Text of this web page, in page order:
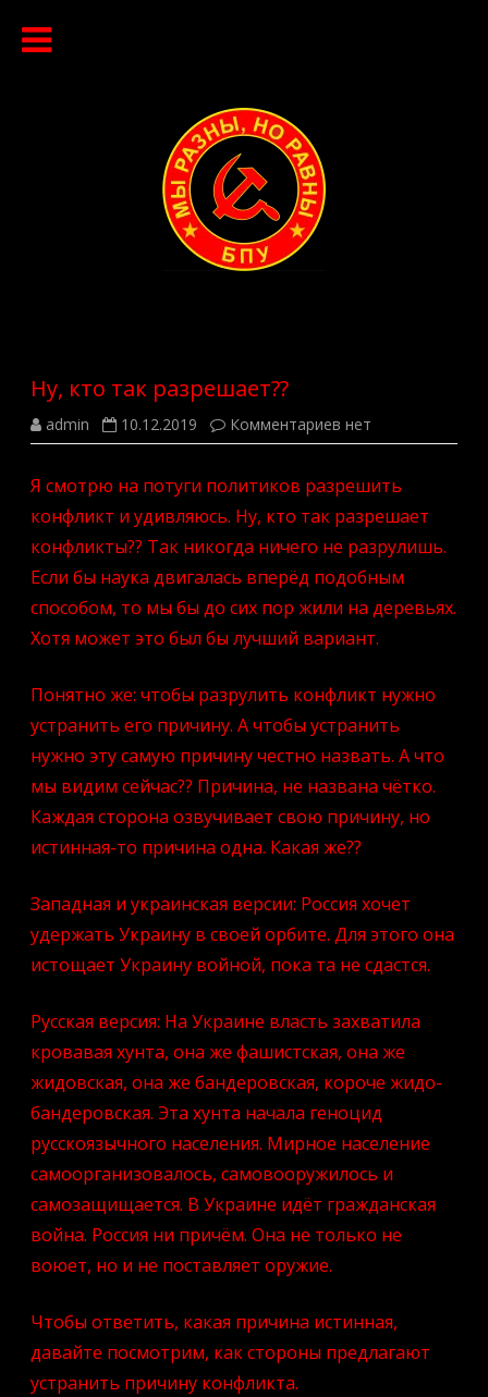
Ну, кто так разрешает??
admin 10.12.2019 Комментариев к
записи
так
разрешает??
нет
Я смотрю на потуги политиков разрешить
конфликт и удивляюсь. Ну, кто так разрешает
конфликты?? Так никогда ничего не разрулишь.
Если бы наука двигалась вперёд подобным
способом, то мы бы до сих пор жили на деревьях.
Хотя может это был бы лучший вариант.
Понятно же: чтобы разрулить конфликт нужно
устранить его причину. А чтобы устранить
нужно эту самую причину честно назвать. А что
мы видим сейчас?? Причина, не названа чётко.
Каждая сторона озвучивает свою причину, но
истинная-то причина одна. Какая же??
Западная и украинская версии: Россия хочет
удержать Украину в своей орбите. Для этого она
истощает Украину войной, пока та не сдастся.
Русская версия: На Украине власть захватила
кровавая хунта, она же фашистская, она же
жидовская, она же бандеровская, короче жидо-
бандеровская. Эта хунта начала геноцид
русскоязычного населения. Мирное население
самоорганизовалось, самовооружилось и
самозащищается. В Украине идёт гражданская
война. Россия ни причём. Она не только не
воюет, но и не поставляет оружие.
Чтобы ответить, какая причина истинная,
давайте посмотрим, как стороны предлагают
устранить причину конфликта.